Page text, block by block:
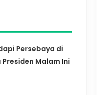
Persebaya di
Presiden Malam Ini